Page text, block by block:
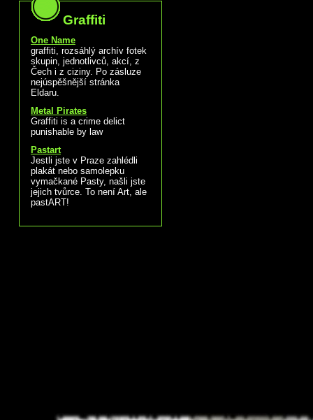
Graffiti
One Name
graffiti, rozsáhlý archív fotek
skupin, jednotlivců, akcí, z
Čech i z ciziny. Po zásluze
nejúspěšnější stránka
Eldaru.
Metal Pirates
Graffiti is a crime delict
punishable by law
Pastart
Jestli jste v Praze zahlédli
plakát nebo samolepku
vymačkané Pasty, našli jste
jejich tvůrce. To není Art, ale
pastART!